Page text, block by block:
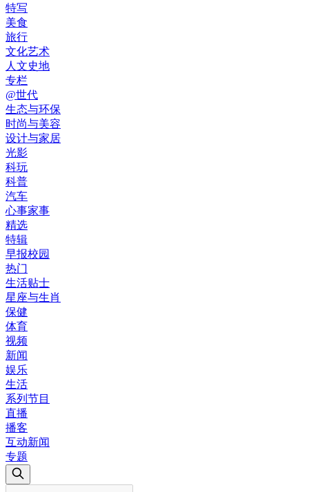
特写
美食
旅行
文化艺术
人文史地
专栏
@世代
生态与环保
时尚与美容
设计与家居
光影
科玩
科普
汽车
心事家事
精选
特辑
早报校园
热门
生活贴士
星座与生肖
保健
体育
视频
新闻
娱乐
生活
系列节目
直播
播客
互动新闻
专题